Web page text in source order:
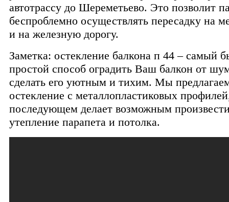
автотрассу до Шереметьево. Это позволит
беспроблемно осуществлять пересадку на
и на железную дорогу.
Заметка: остекление балкона п 44 – самый
простой способ оградить Ваш балкон от
сделать его уютным и тихим. Мы
остекление с металлопластиковых
последующем делает возможным
утепление парапета и потолка.